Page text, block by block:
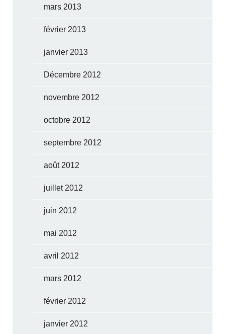
mars 2013
février 2013
janvier 2013
Décembre 2012
novembre 2012
octobre 2012
septembre 2012
août 2012
juillet 2012
juin 2012
mai 2012
avril 2012
mars 2012
février 2012
janvier 2012